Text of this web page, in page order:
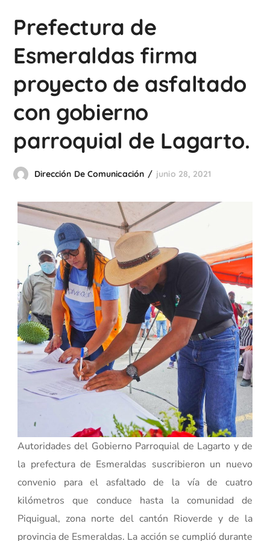
Prefectura de
Esmeraldas firma
proyecto de asfaltado
con gobierno
parroquial de Lagarto.
Dirección De Comunicación junio 28, 2021
Autoridades del Gobierno Parroquial de Lagarto y de
la prefectura de Esmeraldas suscribieron un nuevo
convenio para el asfaltado de la vía de cuatro
kilómetros que conduce hasta la comunidad de
Piquigual, zona norte del cantón Rioverde y de la
provincia de Esmeraldas. La acción se cumplió durante